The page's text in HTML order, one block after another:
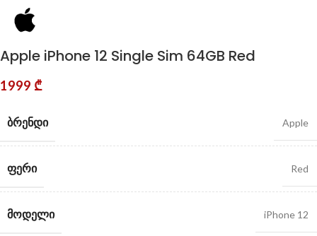
Apple iPhone 12 Single Sim 64GB Red
1999 ₾
ᲑᲠᲔᲜᲓᲘ Apple
ᲤᲔᲠᲘ Red
ᲛᲝᲓᲔᲚᲘ iPhone 12